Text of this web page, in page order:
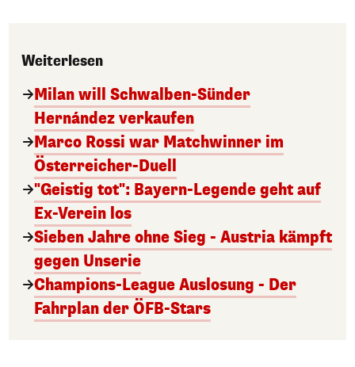
Weiterlesen
Milan will Schwalben-Sünder
Hernández verkaufen
Marco Rossi war Matchwinner im
Österreicher-Duell
"Geistig tot": Bayern-Legende geht auf
Ex-Verein los
Sieben Jahre ohne Sieg - Austria kämpft
gegen Unserie
Champions-League Auslosung - Der
Fahrplan der ÖFB-Stars